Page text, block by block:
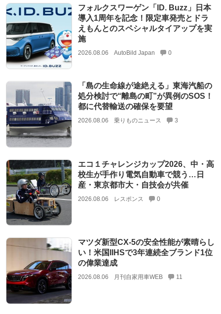
フォルクスワーゲン「ID. Buzz」日本
導入1周年を記念！限定車発売とドラ
えもんとのスペシャルタイアップを実
施
2026.08.06 AutoBild Japan 0
「島の生命線が途絶える」東海汽船の
処分検討で“離島の町”が異例のSOS！
都に代替輸送の確保を要望
2026.08.06 乗りものニュース 3
エコ１チャレンジカップ2026、中・高
校生が手作り電気自動車で競う…日
産・東京都市大・自技会が共催
2026.08.06 レスポンス 0
マツダ新型CX-5の安全性能が素晴らし
い！米国IIHSで3年連続全ブランド1位
の偉業達成
2026.08.06 月刊自家用車WEB 11